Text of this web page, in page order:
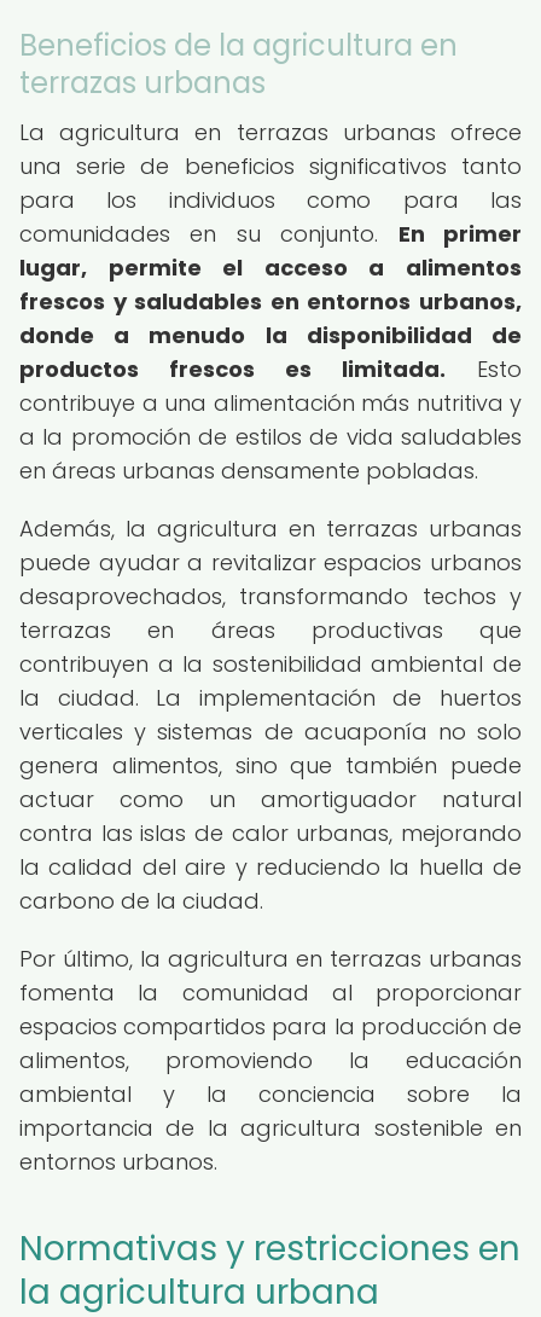
Beneficios de la agricultura en
terrazas urbanas
La agricultura en terrazas urbanas ofrece
una serie de beneficios significativos tanto
para los individuos como para las
comunidades en su conjunto. En primer
lugar, permite el acceso a alimentos
frescos y saludables en entornos urbanos,
donde a menudo la disponibilidad de
productos frescos es limitada. Esto
contribuye a una alimentación más nutritiva y
a la promoción de estilos de vida saludables
en áreas urbanas densamente pobladas.
Además, la agricultura en terrazas urbanas
puede ayudar a revitalizar espacios urbanos
desaprovechados, transformando techos y
terrazas en áreas productivas que
contribuyen a la sostenibilidad ambiental de
la ciudad. La implementación de huertos
verticales y sistemas de acuaponía no solo
genera alimentos, sino que también puede
actuar como un amortiguador natural
contra las islas de calor urbanas, mejorando
la calidad del aire y reduciendo la huella de
carbono de la ciudad.
Por último, la agricultura en terrazas urbanas
fomenta la comunidad al proporcionar
espacios compartidos para la producción de
alimentos, promoviendo la educación
ambiental y la conciencia sobre la
importancia de la agricultura sostenible en
entornos urbanos.
Normativas y restricciones en
la agricultura urbana